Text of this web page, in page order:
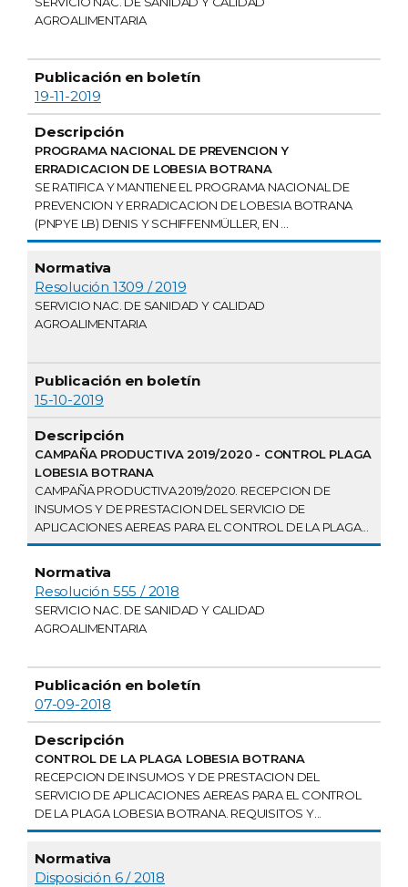
AGROALIMENTARIA
19-11-2019
PROGRAMA NACIONAL DE PREVENCION Y
ERRADICACION DE LOBESIA BOTRANA
SE RATIFICA Y MANTIENE EL PROGRAMA NACIONAL DE
PREVENCION Y ERRADICACION DE LOBESIA BOTRANA
(PNPYE LB) DENIS Y SCHIFFENMÜLLER, EN ...
Resolución 1309 / 2019
SERVICIO NAC. DE SANIDAD Y CALIDAD
AGROALIMENTARIA
15-10-2019
CAMPAÑA PRODUCTIVA 2019/2020 - CONTROL PLAGA
LOBESIA BOTRANA
CAMPAÑA PRODUCTIVA 2019/2020. RECEPCION DE
INSUMOS Y DE PRESTACION DEL SERVICIO DE
APLICACIONES AEREAS PARA EL CONTROL DE LA PLAGA...
Resolución 555 / 2018
SERVICIO NAC. DE SANIDAD Y CALIDAD
AGROALIMENTARIA
07-09-2018
CONTROL DE LA PLAGA LOBESIA BOTRANA
RECEPCION DE INSUMOS Y DE PRESTACION DEL
SERVICIO DE APLICACIONES AEREAS PARA EL CONTROL
DE LA PLAGA LOBESIA BOTRANA. REQUISITOS Y...
Disposición 6 / 2018